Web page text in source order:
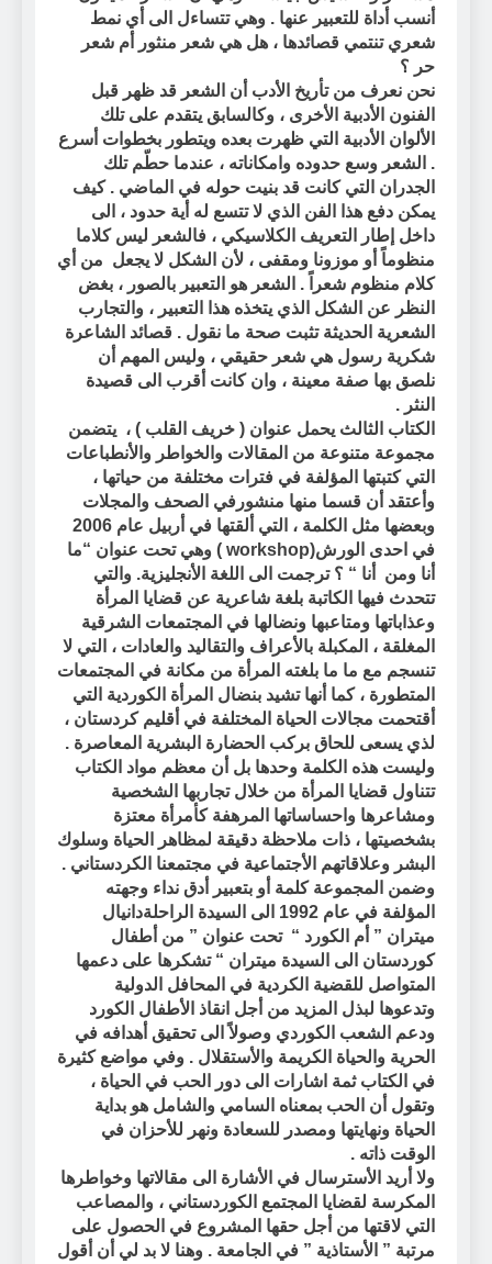
أنسب أداة للتعبير عنها . وهي تتساءل الى أي نمط
شعري تنتمي قصائدها ، هل هي شعر منثور أم شعر
حر ؟
نحن نعرف من تأريخ الأدب أن الشعر قد ظهر قبل
الفنون الأدبية الأخرى ، وكالسابق يتقدم على تلك
الألوان الأدبية التي ظهرت بعده ويتطور بخطوات أسرع
. الشعر وسع حدوده وامكاناته ، عندما حطّم تلك
الجدران التي كانت قد بنيت حوله في الماضي . كيف
يمكن دفع هذا الفن الذي لا تتسع له أية حدود ، الى
داخل إطار التعريف الكلاسيكي ، فالشعر ليس كلاما
منظوماً أو موزونا ومقفى ، لأن الشكل لا يجعل من أي
كلام منظوم شعراً . الشعر هو التعبير بالصور ، بغض
النظر عن الشكل الذي يتخذه هذا التعبير ، والتجارب
الشعرية الحديثة تثبت صحة ما نقول . قصائد الشاعرة
شكرية رسول هي شعر حقيقي ، وليس المهم أن
نلصق بها صفة معينة ، وان كانت أقرب الى قصيدة
النثر .
الكتاب الثالث يحمل عنوان ( خريف القلب ) ، يتضمن
مجموعة متنوعة من المقالات والخواطر والأنطباعات
التي كتبتها المؤلفة في فترات مختلفة من حياتها ،
وأعتقد أن قسما منها منشورفي الصحف والمجلات
وبعضها مثل الكلمة ، التي ألقتها في أربيل عام 2006
في احدى الورشworkshop) ) وهي تحت عنوان “ما
أنا ومن
أنا “ ؟ ترجمت الى اللغة الأنجليزية. والتي
تتحدث فيها الكاتبة بلغة شاعرية عن قضايا المرأة
وعذاباتها ومتاعبها ونضالها في المجتمعات الشرقية
المغلقة ، المكبلة بالأعراف والتقاليد والعادات ، التي لا
تنسجم مع ما ما بلغته المرأة من مكانة في المجتمعات
المتطورة ، كما أنها تشيد بنضال المرأة الكوردية التي
أقتحمت مجالات الحياة المختلفة في أقليم كردستان ،
لذي يسعى للحاق بركب الحضارة البشرية المعاصرة .
وليست هذه الكلمة وحدها بل أن معظم مواد الكتاب
تتناول قضايا المرأة من خلال تجاربها الشخصية
ومشاعرها واحساساتها المرهفة كأمرأة معتزة
بشخصيتها ، ذات ملاحظة دقيقة لمظاهر الحياة وسلوك
البشر وعلاقاتهم الأجتماعية في مجتمعنا الكردستاني .
وضمن المجموعة كلمة أو بتعبير أدق نداء وجهته
المؤلفة في عام 1992 الى السيدة الراحلة
دانيال
ميتران ” أم الكورد “ تحت عنوان ” من أطفال
كوردستان الى السيدة ميتران “ تشكرها على دعمها
المتواصل للقضية الكردية في المحافل الدولية
وتدعوها لبذل المزيد من أجل انقاذ الأطفال الكورد
ودعم الشعب الكوردي وصولاً الى تحقيق أهدافه في
الحرية والحياة الكريمة والأستقلال . وفي مواضع كثيرة
في الكتاب ثمة اشارات الى دور الحب في الحياة ،
وتقول أن الحب بمعناه السامي والشامل هو بداية
الحياة ونهايتها ومصدر للسعادة ونهر للأحزان في
الوقت ذاته .
ولا أريد الأسترسال في الأشارة الى مقالاتها وخواطرها
المكرسة لقضايا المجتمع الكوردستاني ، والمصاعب
التي لاقتها من أجل حقها المشروع في الحصول على
مرتبة ” الأستاذية ” في الجامعة . وهنا لا بد لي أن أقول